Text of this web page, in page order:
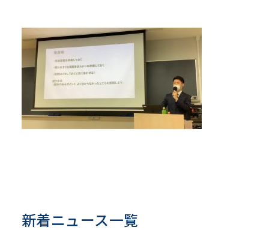
新着ニュース一覧